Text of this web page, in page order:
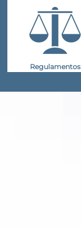
Regulamentos